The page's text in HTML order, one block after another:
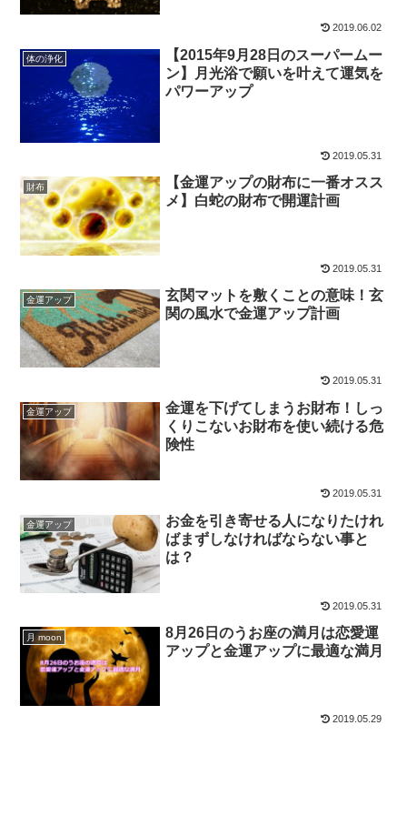
2019.06.02
体の浄化
【2015年9月28日のスーパームー
ン】月光浴で願いを叶えて運気を
パワーアップ
2019.05.31
財布
【金運アップの財布に一番オスス
メ】白蛇の財布で開運計画
2019.05.31
金運アップ
玄関マットを敷くことの意味！玄
関の風水で金運アップ計画
2019.05.31
金運アップ
金運を下げてしまうお財布！しっ
くりこないお財布を使い続ける危
険性
2019.05.31
金運アップ
お金を引き寄せる人になりたけれ
ばまずしなければならない事と
は？
2019.05.31
月 moon
8月26日のうお座の満月は恋愛運
アップと金運アップに最適な満月
2019.05.29